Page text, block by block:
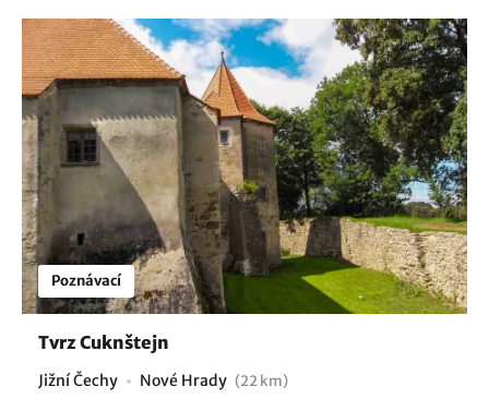
Poznávací
Tvrz Cuknštejn
Jižní Čechy Nové Hrady (22 km)